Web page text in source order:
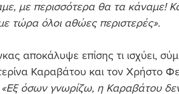
με περισσότερα θα τα κάναμε!
τώρα όλοι αθώες περιστερές».
αποκάλυψε επίσης τι ισχύει,
Καραβάτου και τον Χρήστο
«Εξ όσων γνωρίζω, η Καραβάτου